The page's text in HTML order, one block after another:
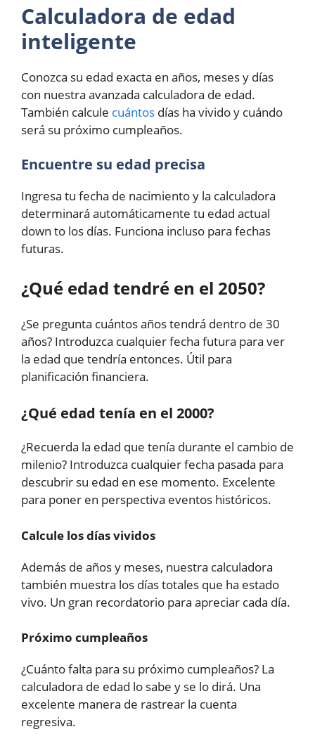
Calculadora de edad
inteligente
Conozca su edad exacta en años, meses y días
con nuestra avanzada calculadora de edad.
También calcule cuántos días ha vivido y cuándo
será su próximo cumpleaños.
Encuentre su edad precisa
Ingresa tu fecha de nacimiento y la calculadora
determinará automáticamente tu edad actual
down to los días. Funciona incluso para fechas
futuras.
¿Qué edad tendré en el 2050?
¿Se pregunta cuántos años tendrá dentro de 30
años? Introduzca cualquier fecha futura para ver
la edad que tendría entonces. Útil para
planificación financiera.
¿Qué edad tenía en el 2000?
¿Recuerda la edad que tenía durante el cambio de
milenio? Introduzca cualquier fecha pasada para
descubrir su edad en ese momento. Excelente
para poner en perspectiva eventos históricos.
Calcule los días vividos
Además de años y meses, nuestra calculadora
también muestra los días totales que ha estado
vivo. Un gran recordatorio para apreciar cada día.
Próximo cumpleaños
¿Cuánto falta para su próximo cumpleaños? La
calculadora de edad lo sabe y se lo dirá. Una
excelente manera de rastrear la cuenta
regresiva.